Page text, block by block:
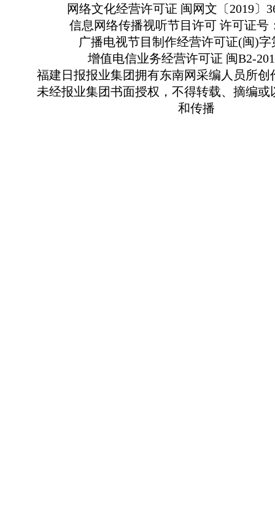
网络文化经营许可证 闽网文〔2019〕
信息网络传播视听节目许可 许可证号
广播电视节目制作经营许可证(闽)字
增值电信业务经营许可证 闽B2-
福建日报报业集团拥有东南网采编人员所创
未经报业集团书面授权，不得转载、摘编或
和传播